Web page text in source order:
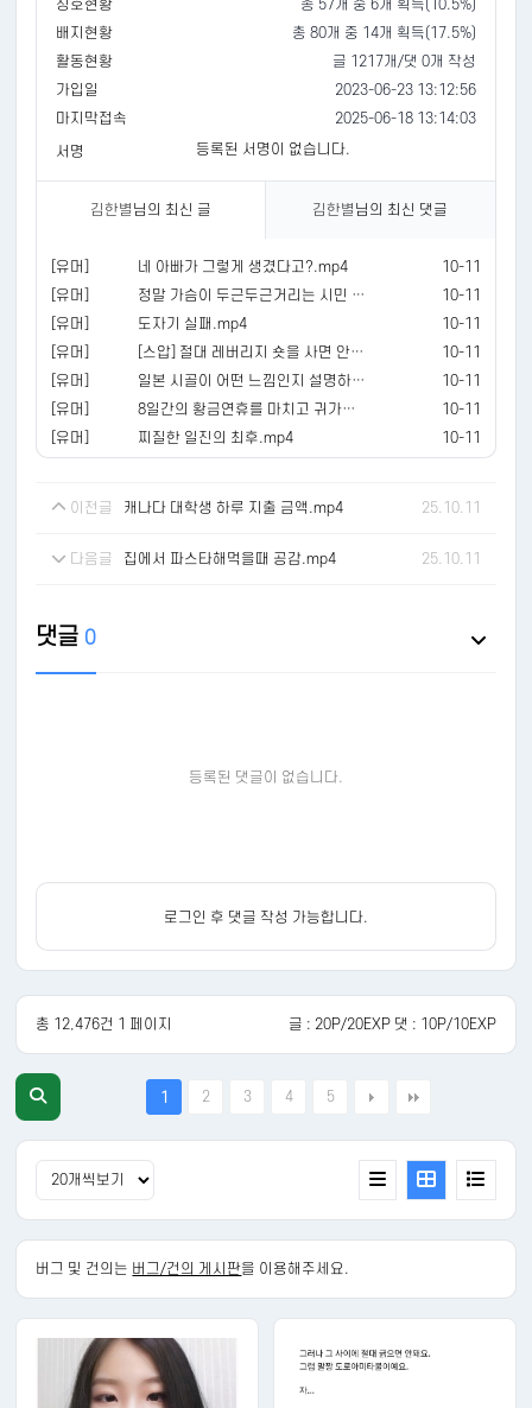
칭호현황
총 57개 중 6개 획득(10.5%)
배지현황
총 80개 중 14개 획득(17.5%)
활동현황
글 1217개/댓 0개 작성
가입일
2023-06-23 13:12:56
마지막접속
2025-06-18 13:14:03
서명
등록된 서명이 없습니다.
김한별 님의 최신 글 김한별 님의 최신 댓글
[유머] 네 아빠가 그렇게 생겼다고?.mp4
10-11
[유머]
정말 가슴이 두근두근거리는 시민 인터뷰.
10-11
[유머]
도자기 실패.mp4
10-11
[유머]
[스압] 절대 레버리지 숏을 사면 안되는 이유
10-11
[유머]
일본 시골이 어떤 느낌인지 설명하는 일본인
10-11
[유머]
8일간의 황금연휴를 마치고 귀가하는 중국인들.mp4
10-11
[유머]
찌질한 일진의 최후.mp4 10-11
이전글 캐나다 대학생 하루 지출 금액.mp4 25.10.11
다음글 집에서 파스타해먹을때 공감.mp4 25.10.11
댓글 0
등록된 댓글이 없습니다.
로그인 후 댓글 작성 가능합니다.
총 12,476건 1 페이지 글 : 20P/20EXP 댓 : 10P/10EXP
1 2 3 4 5
버그 및 건의는 버그/건의 게시판을 이용해주세요.